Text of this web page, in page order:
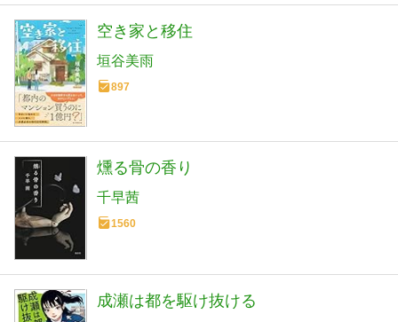
空き家と移住
垣谷美雨
897
燻る骨の香り
千早茜
1560
成瀬は都を駆け抜ける